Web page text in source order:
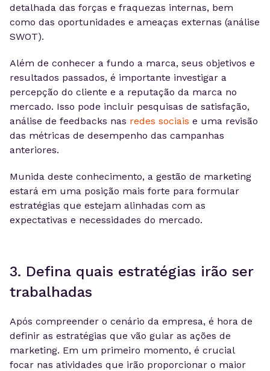
detalhada das forças e fraquezas internas, bem
como das oportunidades e ameaças externas (análise
SWOT).
Além de conhecer a fundo a marca, seus objetivos e
resultados passados, é importante investigar a
percepção do cliente e a reputação da marca no
mercado. Isso pode incluir pesquisas de satisfação,
análise de feedbacks nas redes sociais e uma revisão
das métricas de desempenho das campanhas
anteriores.
Munida deste conhecimento, a gestão de marketing
estará em uma posição mais forte para formular
estratégias que estejam alinhadas com as
expectativas e necessidades do mercado.
3. Defina quais estratégias irão ser
trabalhadas
Após compreender o cenário da empresa, é hora de
definir as estratégias que vão guiar as ações de
marketing. Em um primeiro momento, é crucial
focar nas atividades que irão proporcionar o maior